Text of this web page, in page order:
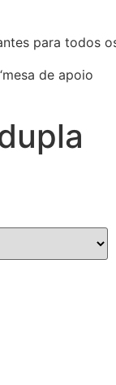
para todos
de apoio